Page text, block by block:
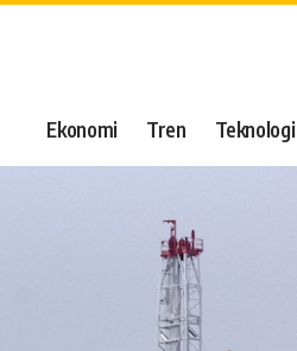
Ekonomi Tren Teknologi